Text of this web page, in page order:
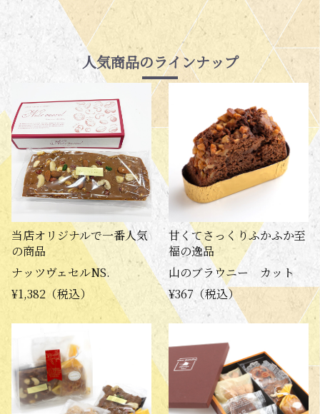
人気商品のラインナップ
当店オリジナルで一番人気
の商品
ナッツヴェセルNS.
¥1,382（税込）
甘くてさっくりふかふか至
福の逸品
山のブラウニー カット
¥367（税込）